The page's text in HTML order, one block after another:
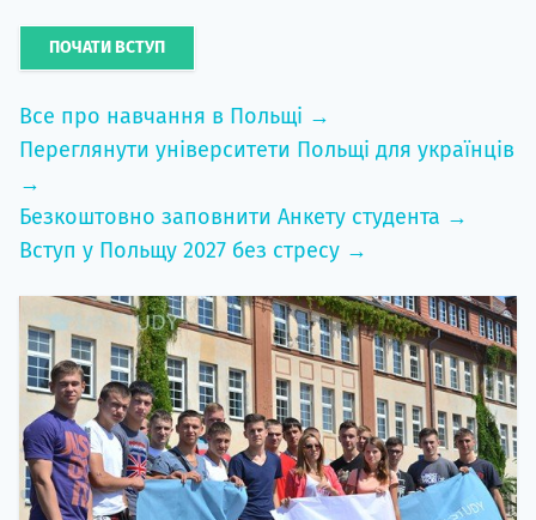
ПОЧАТИ ВСТУП
Все про навчання в Польщі →
Переглянути університети Польщі для українців
→
Безкоштовно заповнити Анкету студента →
Вступ у Польщу 2027 без стресу →